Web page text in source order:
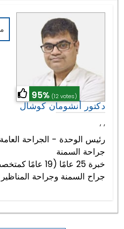
95% (12 votes)
دكتور أنشومان كوشال
, ,
رئيس الوحدة - الجراحة
جراحة السمنة
خبرة 25 عامًا (19 عامًا كمتخصص)
جراح السمنة وجراحة المناظير